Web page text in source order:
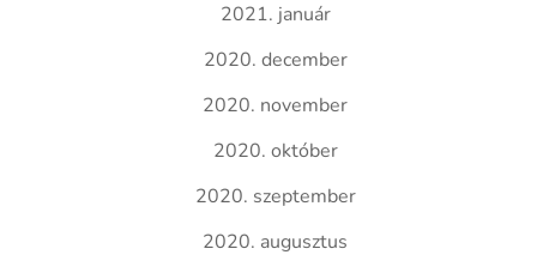
2021. január
2020. december
2020. november
2020. október
2020. szeptember
2020. augusztus